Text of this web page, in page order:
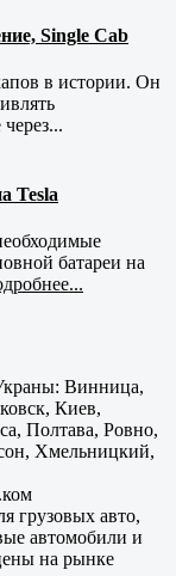
Single Cab
в истории. Он
Tesla
батареи на
Винница,
Киев,
Полтава, Ровно,
Хмельницкий,
грузовых авто,
автомобили и
на рынке